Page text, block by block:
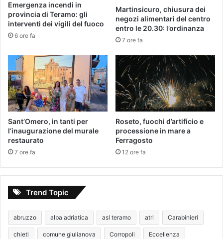
Emergenza incendi in
provincia di Teramo: gli
interventi dei vigili del fuoco
6 ore fa
Martinsicuro, chiusura dei
negozi alimentari del centro
entro le 20.30: l’ordinanza
7 ore fa
Sant’Omero, in tanti per
l’inaugurazione del murale
restaurato
7 ore fa
Roseto, fuochi d’artificio e
processione in mare a
Ferragosto
12 ore fa
Trend Topic
abruzzo alba adriatica asl teramo atri Carabinieri
chieti comune giulianova Corropoli Eccellenza